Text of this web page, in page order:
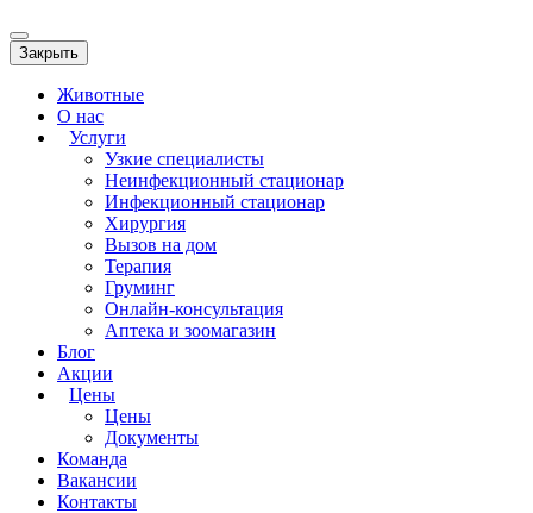
Закрыть
Животные
О нас
Услуги
Узкие специалисты
Неинфекционный стационар
Инфекционный стационар
Хирургия
Вызов на дом
Терапия
Груминг
Онлайн-консультация
Аптека и зоомагазин
Блог
Акции
Цены
Цены
Документы
Команда
Вакансии
Контакты